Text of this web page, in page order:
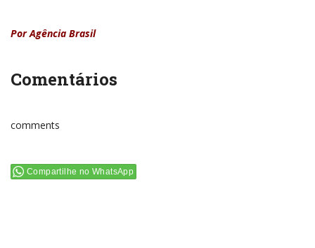
Por Agência Brasil
Comentários
comments
Compartilhe no WhatsApp